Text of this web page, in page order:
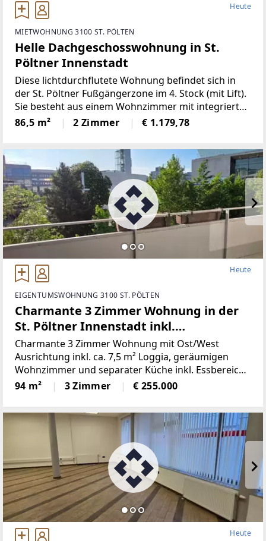
Heute
MIETWOHNUNG 3100 ST. PÖLTEN
Helle Dachgeschosswohnung in St.
Pöltner Innenstadt
Diese lichtdurchflutete Wohnung befindet sich in
der St. Pöltner Fußgängerzone im 4. Stock (mit Lift).
Sie besteht aus einem Wohnzimmer mit integrierter
Küche (möbliert inkl. Einbaugeräte), Abstellraum,
Badezimmer, WC, 2 Zimmer, Kellerabteil, Terrasse
86,5 m² 2 Zimmer € 1.179,78
Heute
EIGENTUMSWOHNUNG 3100 ST. PÖLTEN
Charmante 3 Zimmer Wohnung in der
St. Pöltner Innenstadt inkl.
Autoabstellplatz
Charmante 3 Zimmer Wohnung mit Ost/West
Ausrichtung inkl. ca. 7,5 m² Loggia, geräumigen
Wohnzimmer und separater Küche inkl. Essbereich.
Die beiden Schlafzimmer sind vom Gang aus
begehbar, das Badezimmer und das WC befinden
sich im Eingangsbereich mit
94 m² 3 Zimmer € 255.000
Heute